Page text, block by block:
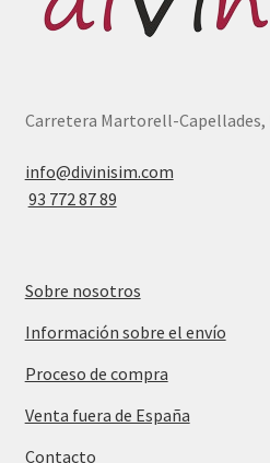
Carretera Martorell-Capellades,
info@divinisim.com
93 772 87 89
Sobre nosotros
Información sobre el envío
Proceso de compra
Venta fuera de España
Contacto